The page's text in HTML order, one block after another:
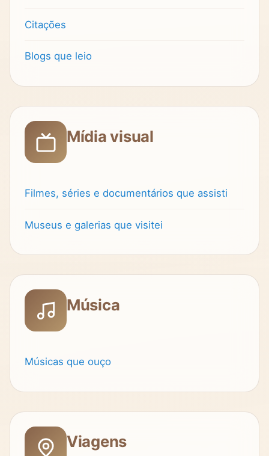
Citações
Blogs que leio
Mídia visual
Filmes, séries e documentários que assisti
Museus e galerias que visitei
Música
Músicas que ouço
Viagens